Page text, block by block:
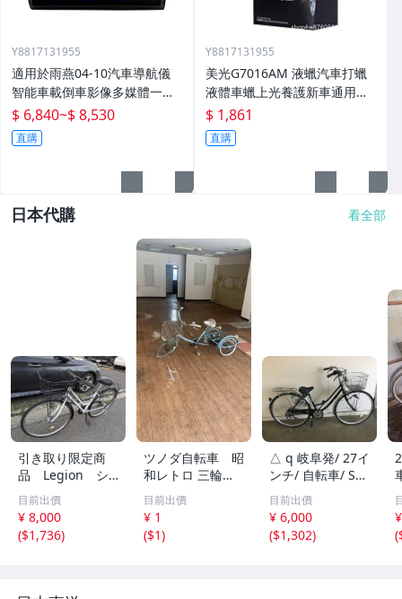
Y8817131955
適用於雨燕04-10汽車導航儀
智能車載倒車影像多媒體一體
機
$ 6,840~$ 8,530
直購
Y8817131955
美光G7016AM 液蠟汽車打蠟
液體車蠟上光養護新車通用棕
櫚蠟
$ 1,861
直購
日本代購 看全部
引き取り限定商
品 Legion シ
ティサイクル ２
7インチ シマノ
6段変速 LEDライ
ト 現状品 101
目前出價
¥ 8,000
($1,736)
ツノダ自転車 昭
和レトロ 三輪自
転車 大人用 実用
車 レストアベー
ス
目前出價
¥ 1
($1)
△ q 岐阜発/ 27イ
ンチ/ 自転車/ Swi
tch LAT/ 6段変速/
ママチャリ/ 走行
確認/ タイヤひび
割れあり/ 現状品/
目前出價
¥ 6,000
($1,302)
(